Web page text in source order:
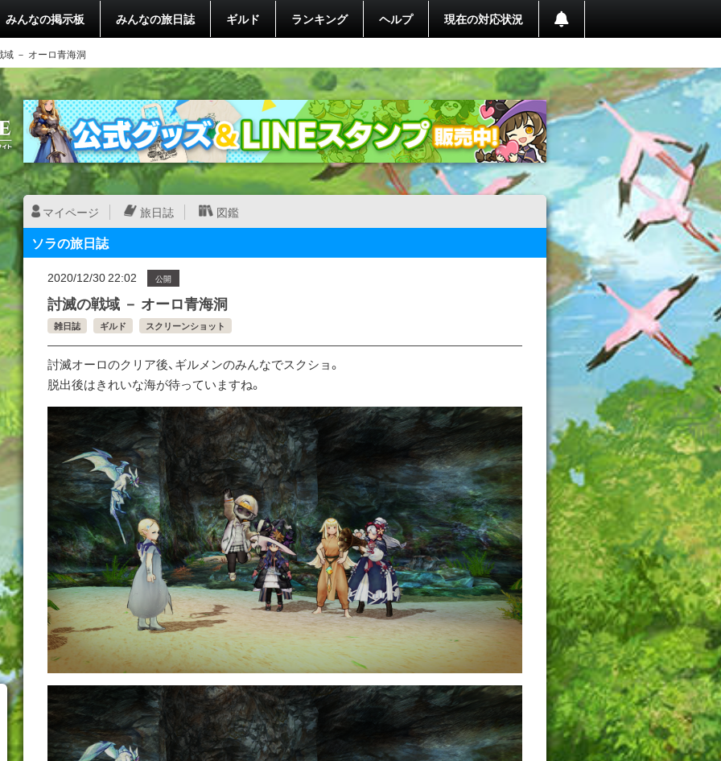
みんなの掲示板 みんなの旅日誌 ギルド ランキング ヘルプ 現在の対応状況
域 － オーロ青海洞
マイページ 旅日誌 図鑑
ソラの旅日誌
2020/12/30 22:02 公開
討滅の戦域 － オーロ青海洞
雑日誌 ギルド スクリーンショット
討滅オーロのクリア後、ギルメンのみんなでスクショ。
脱出後はきれいな海が待っていますね。